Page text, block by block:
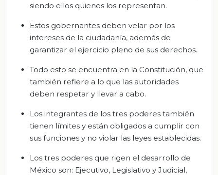
siendo ellos quienes los representan.
Estos gobernantes deben velar por los
intereses de la ciudadanía, además de
garantizar el ejercicio pleno de sus derechos.
Todo esto se encuentra en la Constitución, que
también refiere a lo que las autoridades
deben respetar y llevar a cabo.
Los integrantes de los tres poderes también
tienen límites y están obligados a cumplir con
sus funciones y no violar las leyes establecidas.
Los tres poderes que rigen el desarrollo de
México son: Ejecutivo, Legislativo y Judicial,